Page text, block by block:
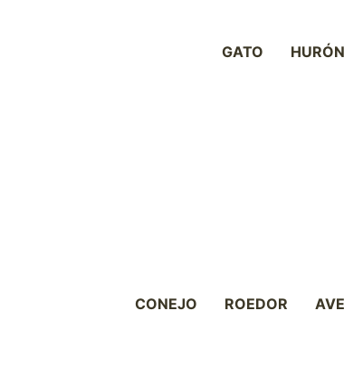
GATO HURÓN
CONEJO ROEDOR AVE